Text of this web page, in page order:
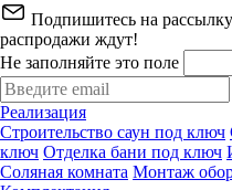
Подпишитесь на
распродажи ждут!
Не заполняйте это поле
Реализация
Строительство саун под ключ
ключ Отделка бани под ключ
Соляная комната Монтаж